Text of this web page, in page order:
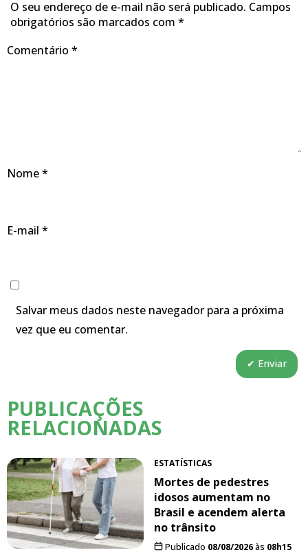
O seu endereço de e-mail não será publicado. Campos
obrigatórios são marcados com *
Comentário *
Nome*
E-mail *
Salvar meus dados neste navegador para a próxima
vez que eu comentar.
PUBLICAÇÕES
RELACIONADAS
ESTATÍSTICAS
Mortes de pedestres
idosos aumentam no
Brasil e acendem alerta
no trânsito
Publicado 08/08/2026às 08h15